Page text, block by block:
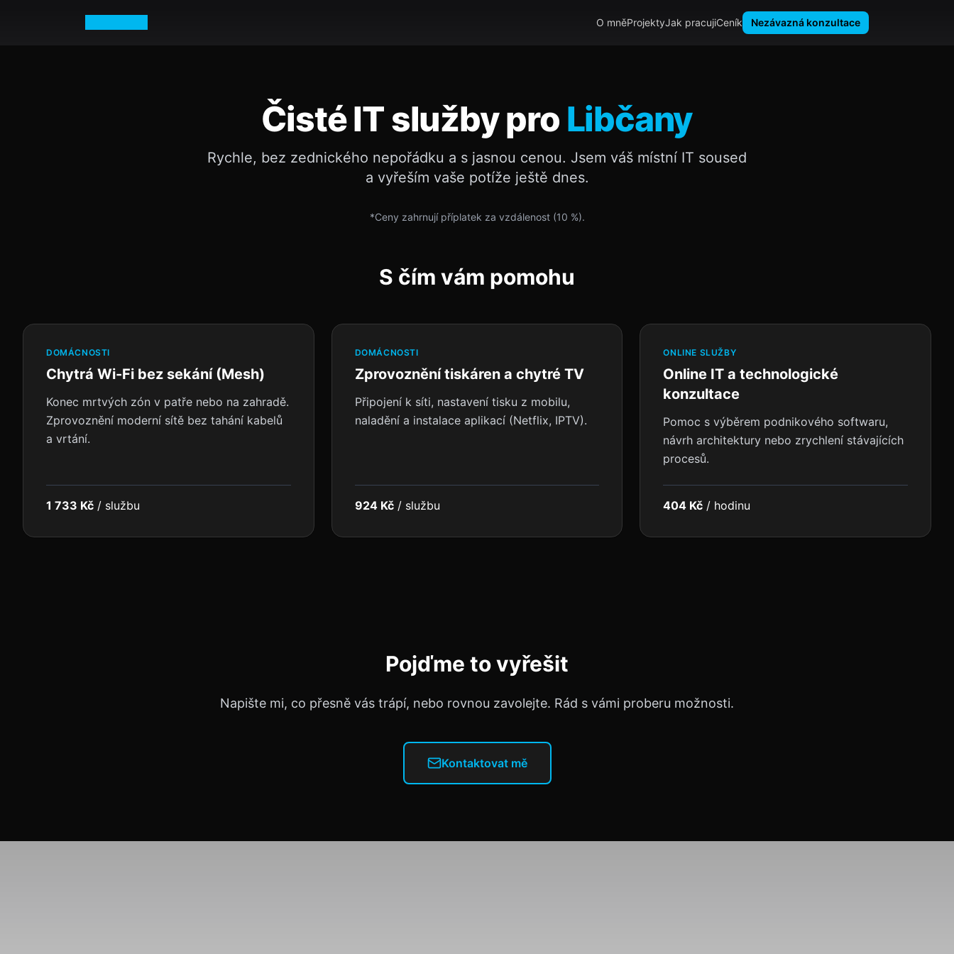
O mněProjektyJak pracujiCeník Nezávazná konzultace
Čisté IT služby pro Libčany
Rychle, bez zednického nepořádku a s jasnou cenou. Jsem váš místní IT soused
a vyřeším vaše potíže ještě dnes.
*Ceny zahrnují příplatek za vzdálenost (10 %).
S čím vám pomohu
DOMÁCNOSTI
Chytrá Wi-Fi bez sekání (Mesh)
Konec mrtvých zón v patře nebo na zahradě.
Zprovoznění moderní sítě bez tahání kabelů
a vrtání.
1 733 Kč / službu
DOMÁCNOSTI
Zprovoznění tiskáren a chytré TV
Připojení k síti, nastavení tisku z mobilu,
naladění a instalace aplikací (Netflix, IPTV).
924 Kč/ službu
ONLINE SLUŽBY
Online IT a technologické
konzultace
Pomoc s výběrem podnikového softwaru,
návrh architektury nebo zrychlení stávajících
procesů.
404 Kč / hodinu
Pojďme to vyřešit
Napište mi, co přesně vás trápí, nebo rovnou zavolejte. Rád s vámi proberu možnosti.
Kontaktovat mě